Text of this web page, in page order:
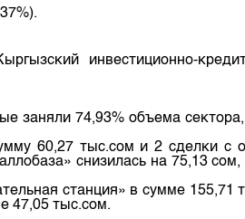
ГЦБ
инвестиционно-
74,93% объема сектора,
60,27 тыс.сом и 2 сделки с
снизилась на 75,13
станция» в сумме 155,71
47,05 тыс.сом.